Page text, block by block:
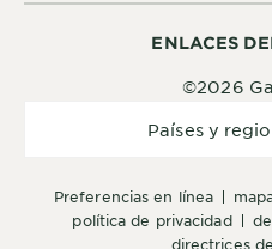
ENLACES
preferencias en línea
política de privacidad
directrices
©2026
Países y